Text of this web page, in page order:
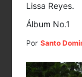
Lissa Reyes.
Álbum No.1
Por Santo